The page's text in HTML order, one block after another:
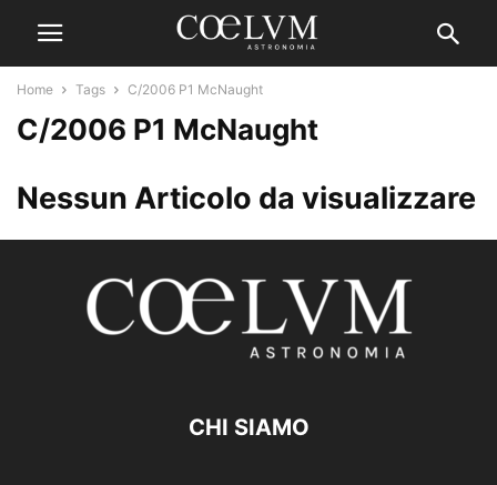
Home Tags C/2006 P1 McNaught
C/2006 P1 McNaught
Nessun Articolo da visualizzare
CHI SIAMO